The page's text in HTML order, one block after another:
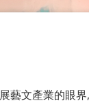
藝文產業的眼